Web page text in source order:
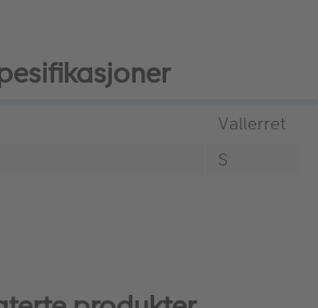
Vallerret
S